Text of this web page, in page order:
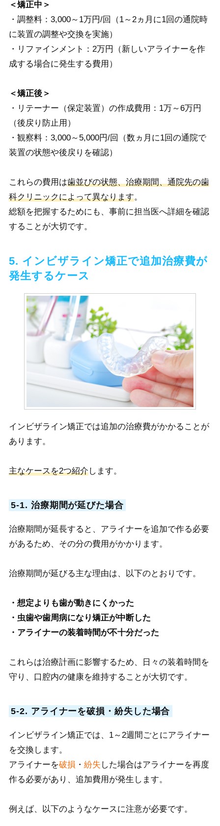
＜矯正中＞
・調整料：3,000～1万円/回（1～2ヵ月に1回の通院時
に装置の調整や交換を実施）
・リファインメント：2万円（新しいアライナーを作
成する場合に発生する費用）
＜矯正後＞
・リテーナー（保定装置）の作成費用：1万～6万円
（後戻り防止用）
・観察料：3,000～5,000円/回（数ヵ月に1回の通院で
装置の状態や後戻りを確認）
これらの費用は歯並びの状態、治療期間、通院先の歯
科クリニックによって異なります。
総額を把握するためにも、事前に担当医へ詳細を確認
することが大切です。
5. インビザライン矯正で追加治療費が
発生するケース
インビザライン矯正では追加の治療費がかかることが
あります。
主なケースを2つ紹介します。
5-1. 治療期間が延びた場合
治療期間が延長すると、アライナーを追加で作る必要
があるため、その分の費用がかかります。
治療期間が延びる主な理由は、以下のとおりです。
・想定よりも歯が動きにくかった
・虫歯や歯周病になり矯正が中断した
・アライナーの装着時間が不十分だった
これらは治療計画に影響するため、日々の装着時間を
守り、口腔内の健康を維持することが大切です。
5-2. アライナーを破損・紛失した場合
インビザライン矯正では、1～2週間ごとにアライナー
を交換します。
アライナーを破損 ・ 紛失 した場合はアライナーを再度
作る必要があり、追加費用が発生します。
例えば、以下のようなケースに注意が必要です。